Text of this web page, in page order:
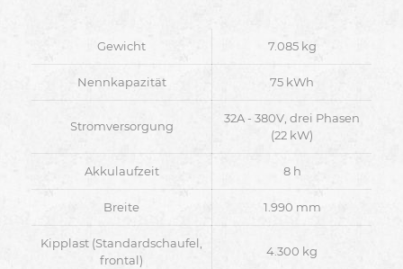
Gewicht 7.085 kg
Nennkapazität 75 kWh
Stromversorgung
32A - 380V, drei Phasen
(22 kW)
Akkulaufzeit 8 h
Breite 1.990 mm
Kipplast (Standardschaufel,
frontal)
4.300 kg